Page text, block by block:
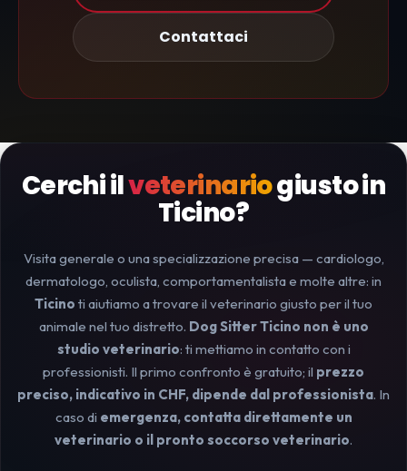
Contattaci
Cerchi ilveterinariogiusto in
Ticino?
Visita generale o una specializzazione precisa — cardiologo,
dermatologo, oculista, comportamentalista e molte altre: in
Ticino ti aiutiamo a trovare il veterinario giusto per il tuo
animale nel tuo distretto. Dog Sitter Ticino non è uno
studio veterinario: ti mettiamo in contatto con i
professionisti. Il primo confronto è gratuito; il prezzo
preciso, indicativo in CHF, dipende dal professionista. In
caso di emergenza, contatta direttamente un
veterinario o il pronto soccorso veterinario.